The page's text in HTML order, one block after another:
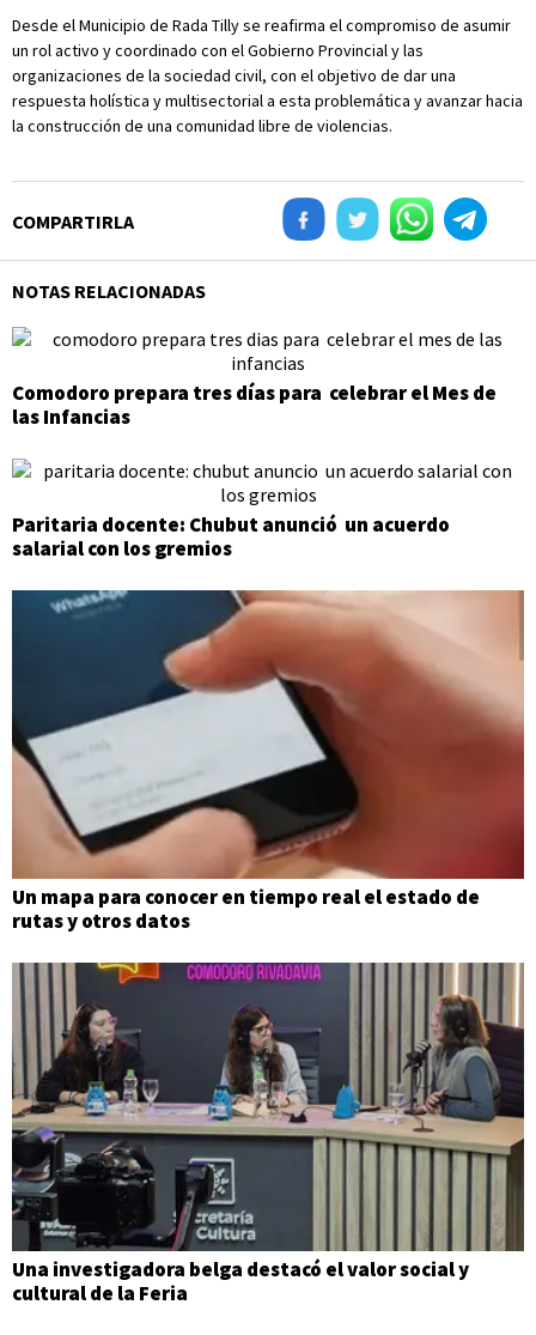
Desde el Municipio de Rada Tilly se reafirma el compromiso de asumir
un rol activo y coordinado con el Gobierno Provincial y las
organizaciones de la sociedad civil, con el objetivo de dar una
respuesta holística y multisectorial a esta problemática y avanzar hacia
la construcción de una comunidad libre de violencias.
COMPARTIRLA
NOTAS RELACIONADAS
Comodoro prepara tres días para celebrar el Mes de
las Infancias
Paritaria docente: Chubut anunció un acuerdo
salarial con los gremios
Un mapa para conocer en tiempo real el estado de
rutas y otros datos
Una investigadora belga destacó el valor social y
cultural de la Feria